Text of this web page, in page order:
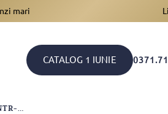
mari
CATALOG 1 IUNIE
ELEGANTA UNUI CADOU SE GASESTE INTR-UN COS